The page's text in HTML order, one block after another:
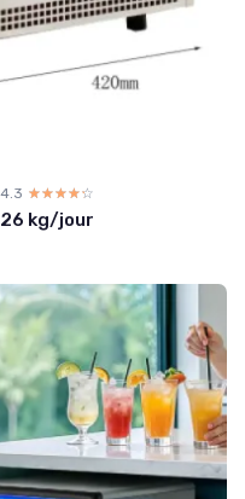
4.3 ☆☆☆☆☆
★★★★★
26 kg/jour